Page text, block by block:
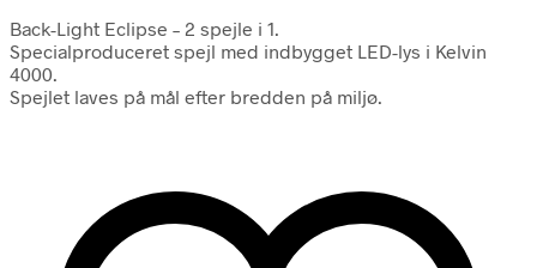
Back-Light Eclipse – 2 spejle i 1.
Specialproduceret spejl med indbygget LED-lys i Kelvin
4000.
Spejlet laves på mål efter bredden på miljø.